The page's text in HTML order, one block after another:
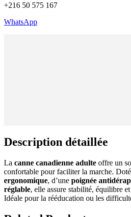
+216 50 575 167
WhatsApp
Description détaillée
La canne canadienne adulte offre un
confortable pour faciliter la marche.
ergonomique, d’une poignée
réglable, elle assure stabilité, équilibre
Idéale pour la rééducation ou les